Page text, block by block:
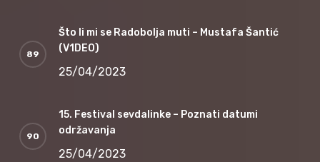
Što li mi se Radobolja muti – Mustafa Šantić
(V1DEO)
25/04/2023
15. Festival sevdalinke – Poznati datumi
održavanja
25/04/2023